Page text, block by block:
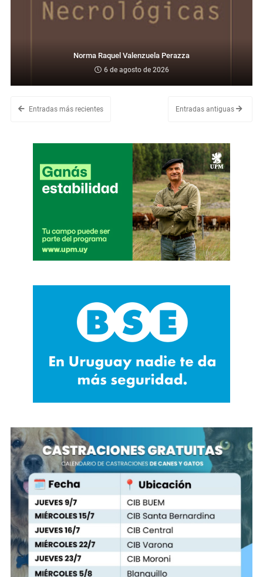
Norma Raquel Valenzuela Perazza
6 de agosto de 2026
Entradas más recientes Entradas antiguas